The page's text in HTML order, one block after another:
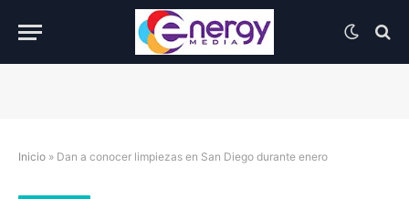
Inicio » Dan a conocer limpiezas en San Diego durante enero